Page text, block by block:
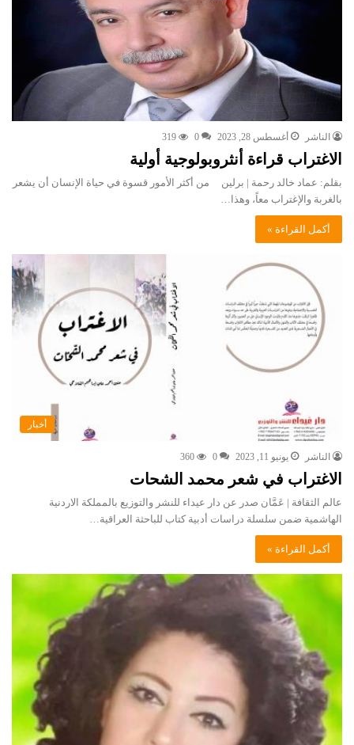
الناشر أغسطس 28, 2023 0
319
الاغتراب قراءة أنثروبولوجية أولية
بقلم: عماد خالد رحمة | برلين من أكثر الأمور قسوة في حياة الإنسان أن يشعر
بالغربة والإغتراب معاً، وهذا…
أكمل القراءة »
أخبار
الناشر يونيو 11, 2023 0
360
الاغتراب في شعر محمد الشحات
عالم الثقافة | عَمَّان صدر عن دار عيداء للنشر والتوزيع بالمملكة الاردنية
الهاشمية ضمن سلسلة دراسات أدبية كتاب للباحثة العراقية…
أكمل القراءة »